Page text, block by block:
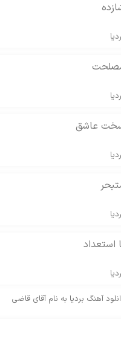
عاشق
استعداد
آهنگ بردیا به نام آقای قاضی